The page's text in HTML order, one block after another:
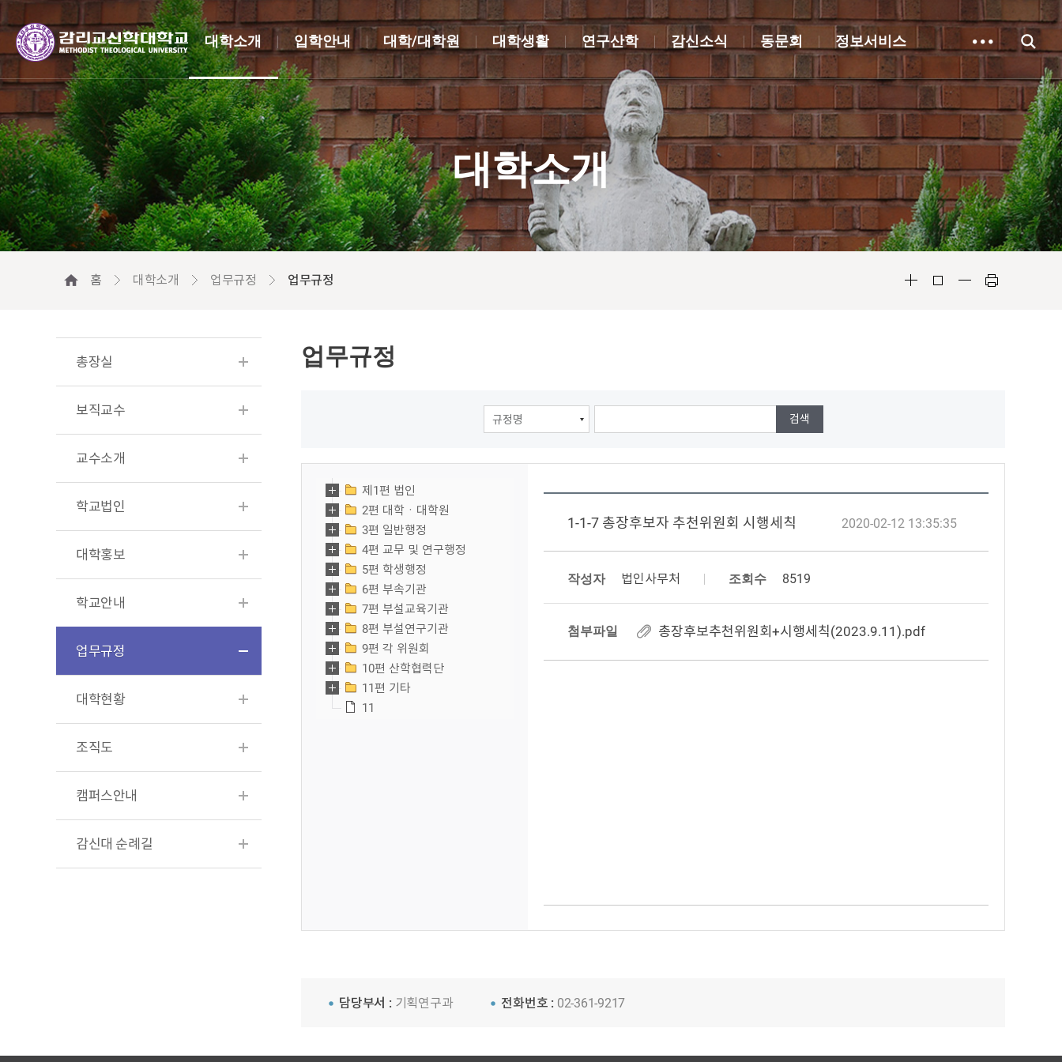
대학소개 입학안내 대학/대학원 대학생활 연구산학 감신소식 동문회 정보서비스
대학소개
홈 대학소개 업무규정 업무규정
총장실
보직교수
교수소개
학교법인
대학홍보
학교안내
업무규정
대학현황
조직도
캠퍼스안내
감신대 순례길
업무규정
제1편 법인
2편 대학ㆍ대학원
3편 일반행정
4편 교무 및 연구행정
5편 학생행정
6편 부속기관
7편 부설교육기관
8편 부설연구기관
9편 각 위원회
10편 산학협력단
11편 기타
11
1-1-7 총장후보자 추천위원회 시행세칙
작성자 법인사무처
2020-02-12 13:35:35
조회수 8519
첨부파일 총장후보추천위원회+시행세칙(2023.9.11).pdf
담당부서 : 기획연구과 전화번호 : 02-361-9217